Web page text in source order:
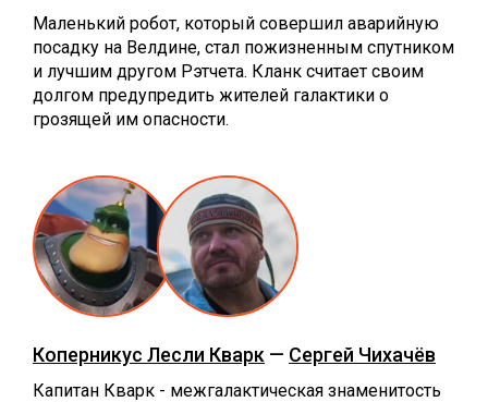
Маленький робот, который совершил аварийную
посадку на Велдине, стал пожизненным спутником
и лучшим другом Рэтчета. Кланк считает своим
долгом предупредить жителей галактики о
грозящей им опасности.
Коперникус Лесли Кварк — Сергей Чихачёв
Капитан Кварк - межгалактическая знаменитость